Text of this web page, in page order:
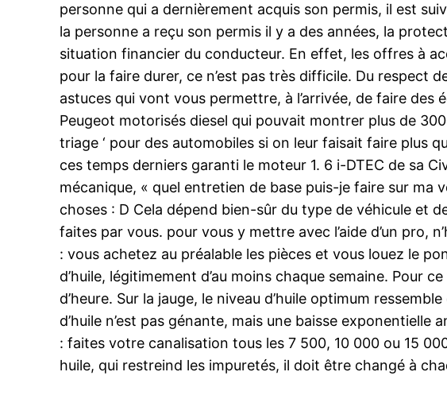
personne qui a dernièrement acquis son permis, il est
la personne a reçu son permis il y a des années, la
situation financier du conducteur. En effet, les offres à
pour la faire durer, ce n’est pas très difficile. Du respect
astuces qui vont vous permettre, à l’arrivée, de faire des
Peugeot motorisés diesel qui pouvait montrer plus de
triage ‘ pour des automobiles si on leur faisait faire plus
ces temps derniers garanti le moteur 1. 6 i-DTEC de sa
mécanique, « quel entretien de base puis-je faire sur ma
choses : D Cela dépend bien-sûr du type de véhicule et
faites par vous. pour vous y mettre avec l’aide d’un pro,
: vous achetez au préalable les pièces et vous louez le
d’huile, légitimement d’au moins chaque semaine. Pour
d’heure. Sur la jauge, le niveau d’huile optimum
d’huile n’est pas génante, mais une baisse
: faites votre canalisation tous les 7 500, 10 000 ou 15
huile, qui restreind les impuretés, il doit être changé à